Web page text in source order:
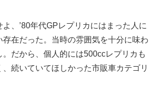
、’80年代GPレプリカにはまった人に
存在だった。当時の雰囲気を十分に味わ
。だから、個人的には500ccレプリカも
続いていてほしかった市販車カテゴリ